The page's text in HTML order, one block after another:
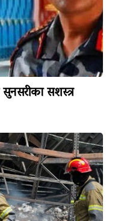
सुनसरीका सशस्त्र